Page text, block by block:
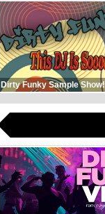
Dirty Funky Sample Show!